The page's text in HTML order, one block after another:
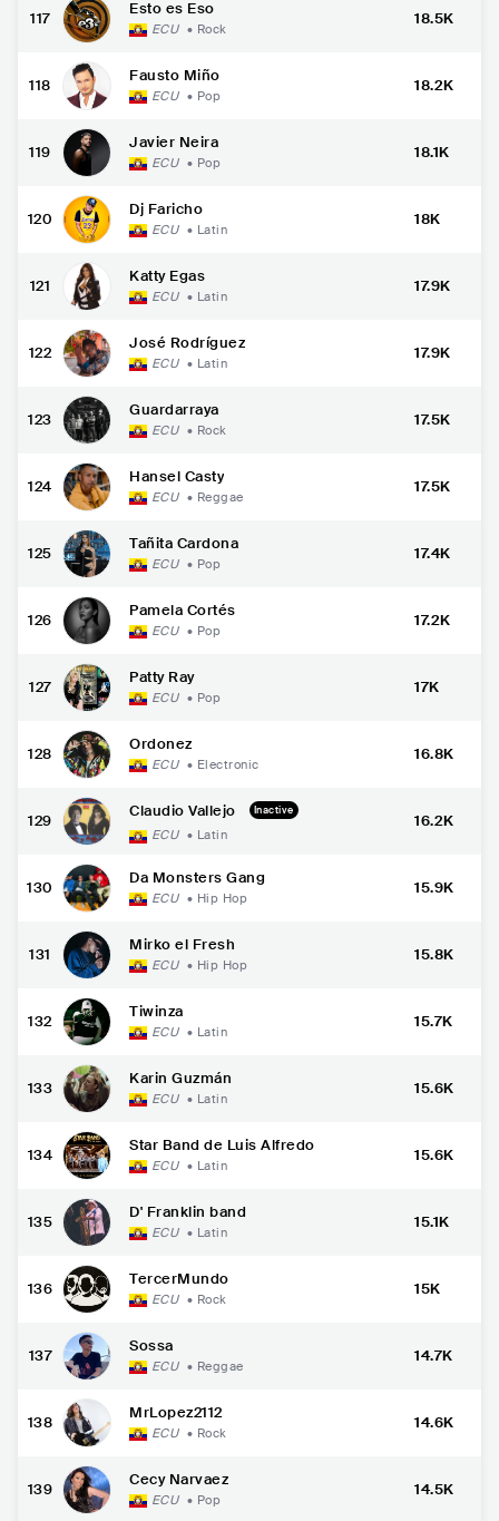
117
Esto es Eso
ECU • Rock
18.5K
118
Fausto Miño
ECU • Pop
18.2K
119
Javier Neira
ECU • Pop
18.1K
120
Dj Faricho
ECU • Latin
18K
121
Katty Egas
ECU • Latin
17.9K
122
José Rodríguez
ECU • Latin
17.9K
123
Guardarraya
ECU • Rock
17.5K
124
Hansel Casty
ECU • Reggae
17.5K
125
Tañita Cardona
ECU • Pop
17.4K
126
Pamela Cortés
ECU • Pop
17.2K
127
Patty Ray
ECU • Pop
17K
128
Ordonez
ECU • Electronic
16.8K
129
Claudio Vallejo Inactive
ECU • Latin
16.2K
130
Da Monsters Gang
ECU • Hip Hop
15.9K
131
Mirko el Fresh
ECU • Hip Hop
15.8K
132
Tiwinza
ECU • Latin
15.7K
133
Karin Guzmán
ECU • Latin
15.6K
134
Star Band de Luis Alfredo
ECU • Latin
15.6K
135
D' Franklin band
ECU • Latin
15.1K
136
TercerMundo
ECU • Rock
15K
137
Sossa
ECU • Reggae
14.7K
138
MrLopez2112
ECU • Rock
14.6K
139
Cecy Narvaez
ECU • Pop
14.5K